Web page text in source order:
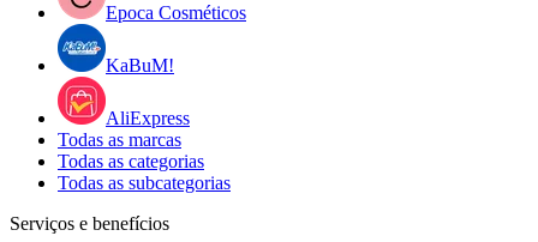
Epoca Cosméticos
KaBuM!
AliExpress
Todas as marcas
Todas as categorias
Todas as subcategorias
Serviços e benefícios